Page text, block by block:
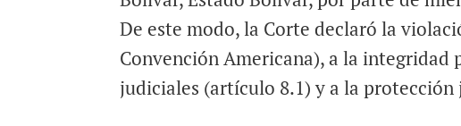
De este modo, la Corte declaró la
Convención Americana), a la integridad
judiciales (artículo 8.1) y a la